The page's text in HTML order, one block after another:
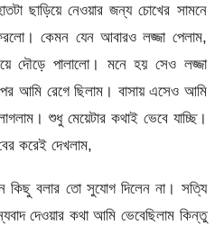
ছাড়িয়ে নেওয়ার জন্য চোখের সামনে
কেমন যেন আবারও লজ্জা পেলাম,
দৌড়ে পালালো। মনে হয় সেও লজ্জা
আমি রেগে ছিলাম। বাসায় এসেও আমি
শুধু মেয়েটার কথাই ভেবে যাচ্ছি।
করেই দেখলাম,
কিছু বলার তো সুযোগ দিলেন না। সত্যি
দেওয়ার কথা আমি ভেবেছিলাম কিন্তু